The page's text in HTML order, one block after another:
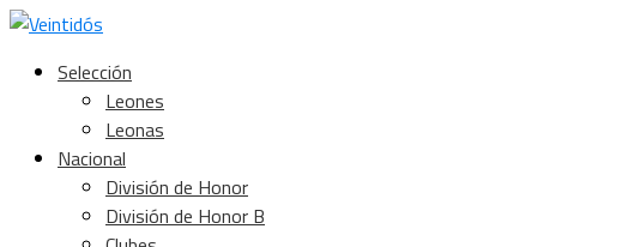
Selección
Leones
Leonas
Nacional
División de Honor
División de Honor B